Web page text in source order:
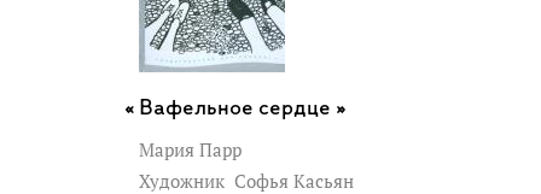
Вафельное сердце »
Мария Парр
Художник Софья Касьян